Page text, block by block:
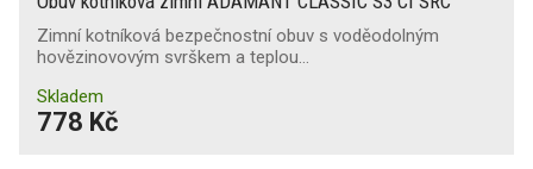
Zimní kotníková bezpečnostní obuv s voděodolným
hovězinovovým svrškem a teplou…
Skladem
778 Kč